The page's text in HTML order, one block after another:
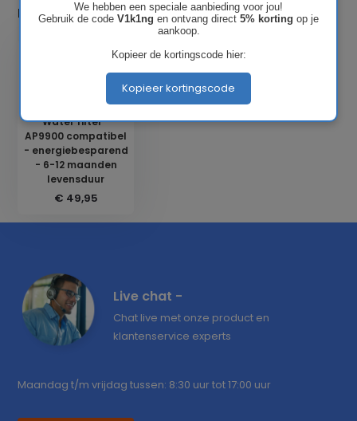
Laatst bekeken
Water filter -
AP9900 compatibel
- energiebesparend
- 6-12 maanden
levensduur
€ 49,95
Live chat -
Chat live met onze product en
klantenservice experts
Maandag t/m vrijdag tussen: 8:30 uur tot 17:00 uur
We hebben een speciale aanbieding voor jou!
Gebruik de code V1k1ng en ontvang direct 5% korting op je
aankoop.
Kopieer de kortingscode hier:
Kopieer kortingscode